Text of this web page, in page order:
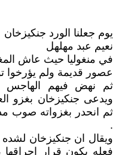
يوم جعلنا الورد جنكيزخان
نعيم عبد مهلهل
في منغوليا حيث عاش
عصور قديمة ولم يؤرخوا
ثم نهض فيهم الهاجس
ويدعى جنكيزخان بغزو
ثم انحدر بغزواته صوب
.
ويقال ان جنكيزخان
فعله يكون قرار